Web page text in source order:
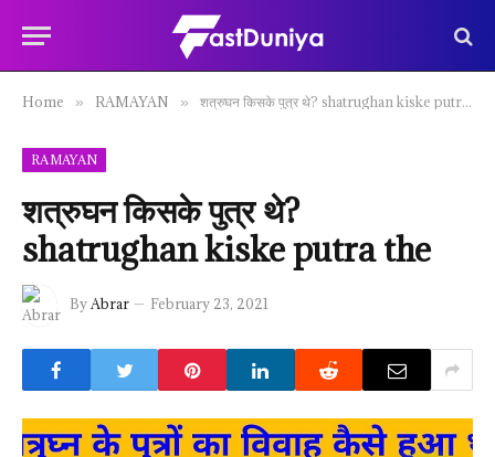
Home » RAMAYAN » शत्रुघन किसके पुत्र थे? shatrughan kiske putra the
RAMAYAN
शत्रुघन किसके पुत्र थे?
shatrughan kiske putra the
ByAbrar February 23, 2021